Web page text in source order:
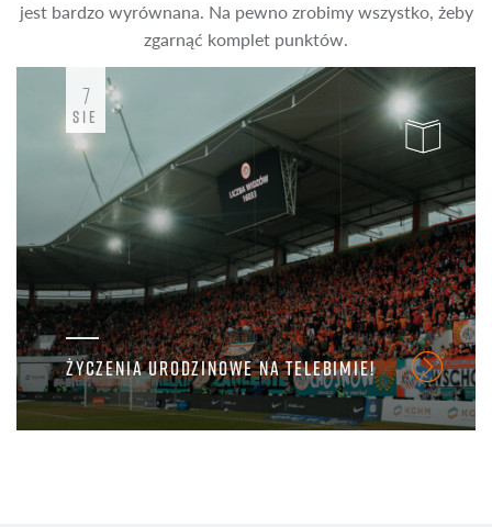
jest bardzo wyrównana. Na pewno zrobimy wszystko, żeby
zgarnąć komplet punktów.
ŻYCZENIA URODZINOWE NA TELEBIMIE!
7
SIE